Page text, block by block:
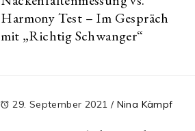
Harmony Test – Im Gespräch
mit „Richtig Schwanger“
29. September 2021 / Nina Kämpf